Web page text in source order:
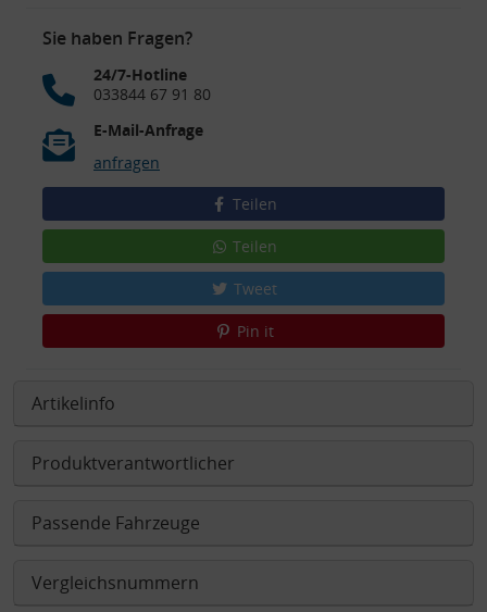
Sie haben Fragen?
24/7-Hotline
033844 67 91 80
E-Mail-Anfrage
anfragen
Teilen
Teilen
Tweet
Pin it
Artikelinfo
Produktverantwortlicher
Passende Fahrzeuge
Vergleichsnummern